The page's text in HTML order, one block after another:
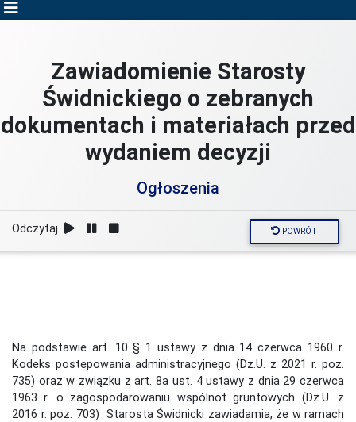
Zawiadomienie Starosty
Świdnickiego o zebranych
dokumentach i materiałach przed
wydaniem decyzji
Ogłoszenia
Odczytaj POWRÓT
Na podstawie art. 10 § 1 ustawy z dnia 14 czerwca 1960 r.
Kodeks postepowania administracyjnego (Dz.U. z 2021 r. poz.
735) oraz w związku z art. 8a ust. 4 ustawy z dnia 29 czerwca
1963 r. o zagospodarowaniu wspólnot gruntowych (Dz.U. z
2016 r. poz. 703) Starosta Świdnicki zawiadamia, że w ramach